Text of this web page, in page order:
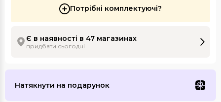
Потрібні комплектуючі?
Є в наявності в 47 магазинах
придбати сьогодні
Натякнути на подарунок